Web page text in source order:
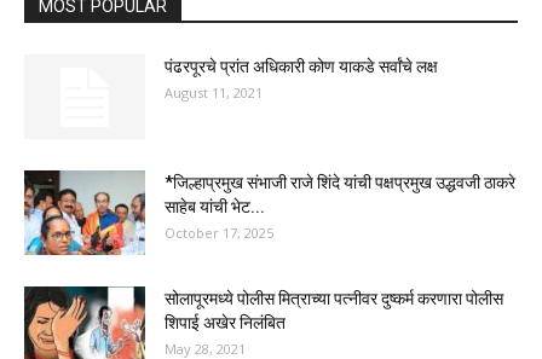
MOST POPULAR
पंढरपूरचे प्रांत अधिकारी कोण याकडे सर्वांचे लक्ष
August 11, 2021
*जिल्हाप्रमुख संभाजी राजे शिंदे यांची पक्षप्रमुख उद्धवजी ठाकरे
साहेब यांची भेट...
October 17, 2025
सोलापूरमध्ये पोलीस मित्राच्या पत्नीवर दुष्कर्म करणारा पोलीस
शिपाई अखेर निलंबित
May 28, 2021